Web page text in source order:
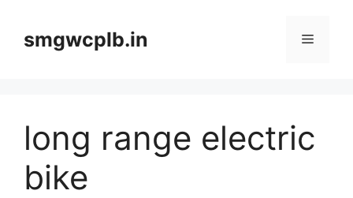
contentsmgwcplb.in Menu
long range electric
bike